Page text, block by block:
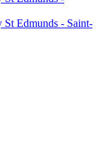
Edmunds - Saint-